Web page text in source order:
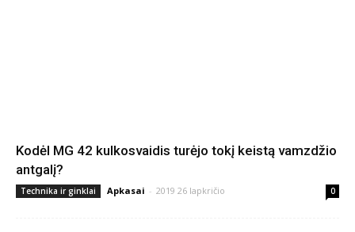
Kodėl MG 42 kulkosvaidis turėjo tokį keistą vamzdžio
antgalį?
Technika ir ginklai Apkasai - 2019 26 lapkričio 0